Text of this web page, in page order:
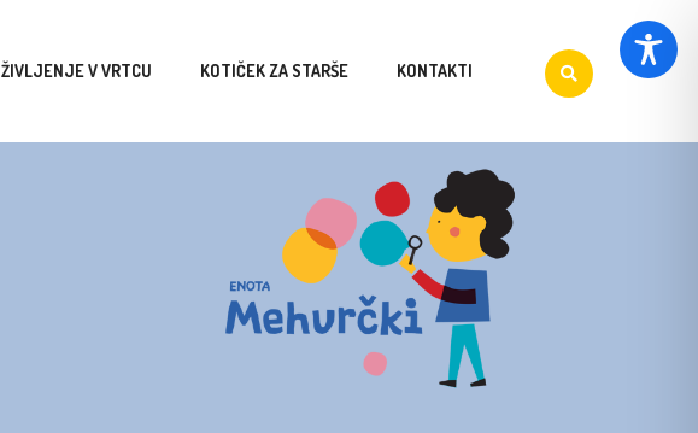
ŽIVLJENJE V VRTCU KOTIČEK ZA STARŠE KONTAKTI